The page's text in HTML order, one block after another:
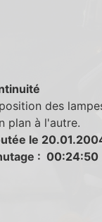
des
plan à l'autre.
le
: 00:24:50